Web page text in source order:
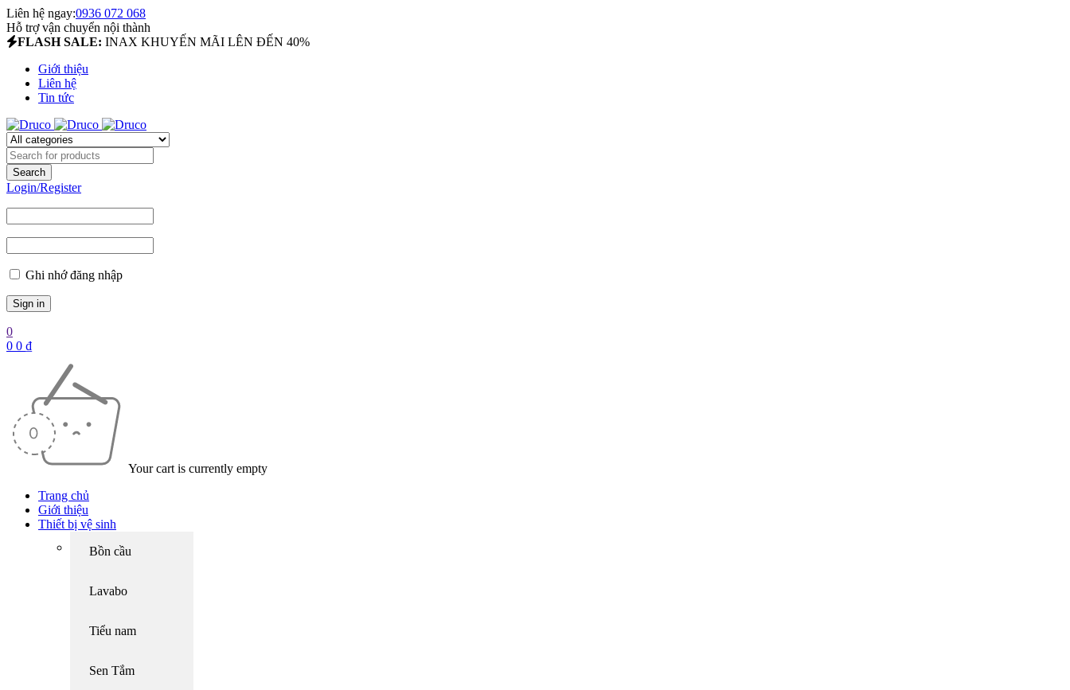
Liên hệ ngay:0936 072 068
Hỗ trợ vận chuyển nội thành
FLASH SALE: INAX KHUYẾN MÃI LÊN ĐẾN 40%
Giới thiệu
Liên hệ
Tin tức
Login/Register
Ghi nhớ đăng nhập
0
0 0 ₫
Your cart is currently empty
Trang chủ
Giới thiệu
Thiết bị vệ sinh
Bồn cầu
Lavabo
Tiểu nam
Sen Tắm